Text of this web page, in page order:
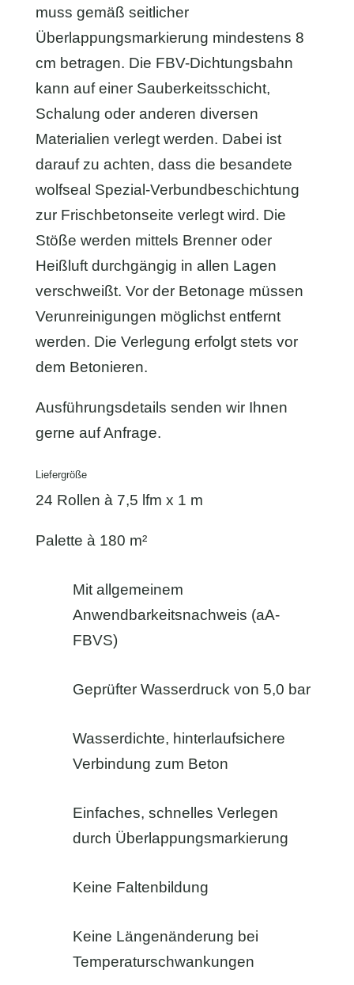
muss gemäß seitlicher
Überlappungsmarkierung mindestens 8
cm betragen. Die FBV-Dichtungsbahn
kann auf einer Sauberkeitsschicht,
Schalung oder anderen diversen
Materialien verlegt werden. Dabei ist
darauf zu achten, dass die besandete
wolfseal Spezial-Verbundbeschichtung
zur Frischbetonseite verlegt wird. Die
Stöße werden mittels Brenner oder
Heißluft durchgängig in allen Lagen
verschweißt. Vor der Betonage müssen
Verunreinigungen möglichst entfernt
werden. Die Verlegung erfolgt stets vor
dem Betonieren.
Ausführungsdetails senden wir Ihnen
gerne auf Anfrage.
Liefergröße
24 Rollen à 7,5 lfm x 1 m
Palette à 180 m²
Mit allgemeinem
Anwendbarkeitsnachweis (aA-
FBVS)
Geprüfter Wasserdruck von 5,0 bar
Wasserdichte, hinterlaufsichere
Verbindung zum Beton
Einfaches, schnelles Verlegen
durch Überlappungsmarkierung
Keine Faltenbildung
Keine Längenänderung bei
Temperaturschwankungen